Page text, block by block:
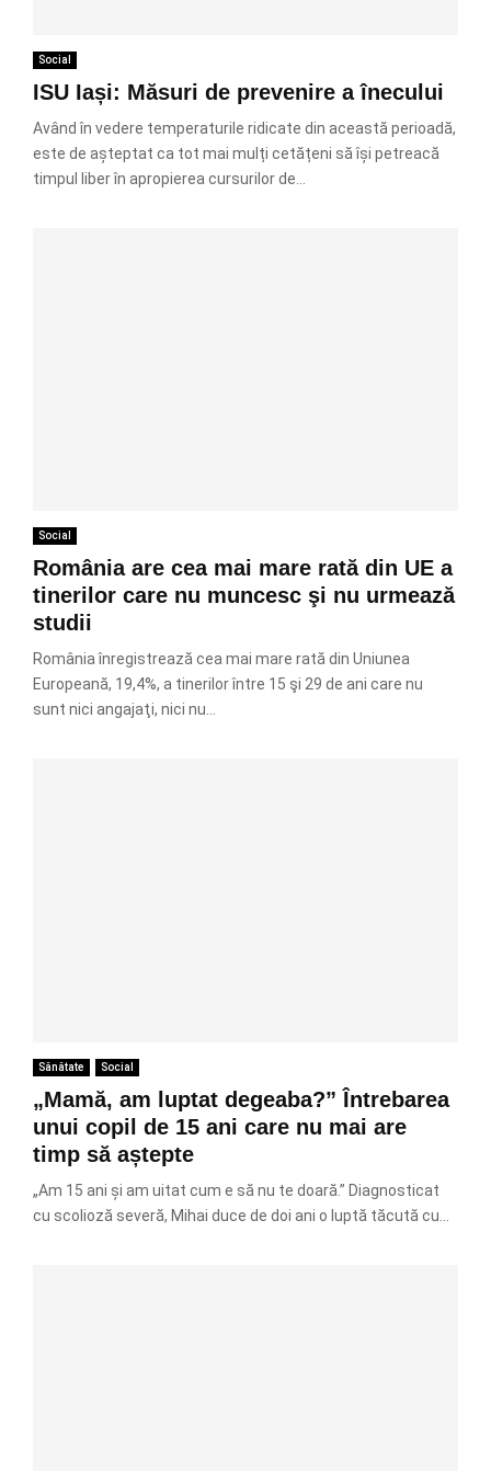
Social
ISU Iași: Măsuri de prevenire a înecului
Având în vedere temperaturile ridicate din această perioadă,
este de așteptat ca tot mai mulți cetățeni să își petreacă
timpul liber în apropierea cursurilor de...
Social
România are cea mai mare rată din UE a
tinerilor care nu muncesc şi nu urmează
studii
România înregistrează cea mai mare rată din Uniunea
Europeană, 19,4%, a tinerilor între 15 şi 29 de ani care nu
sunt nici angajaţi, nici nu...
Sănătate Social
„Mamă, am luptat degeaba?” Întrebarea
unui copil de 15 ani care nu mai are
timp să aștepte
„Am 15 ani și am uitat cum e să nu te doară.” Diagnosticat
cu scolioză severă, Mihai duce de doi ani o luptă tăcută cu...